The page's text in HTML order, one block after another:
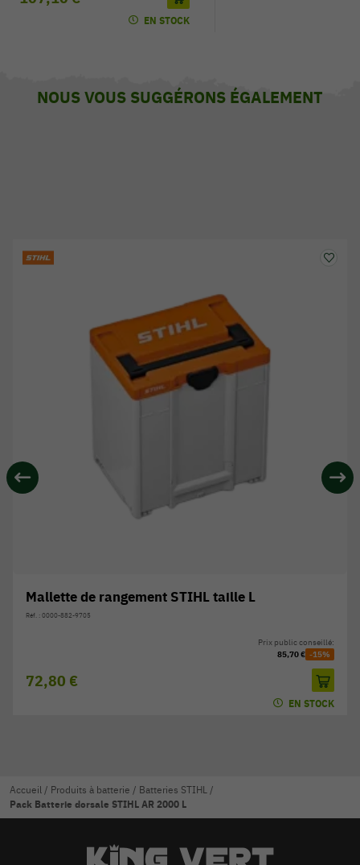
EN STOCK
NOUS VOUS SUGGÉRONS ÉGALEMENT
Mallette de rangement STIHL taille L
Réf. : 0000-882-9705
72,80 €
Prix public conseillé:
85,70 € -15%
EN STOCK
Accueil / Produits à batterie / Batteries STIHL /
Pack Batterie dorsale STIHL AR 2000 L